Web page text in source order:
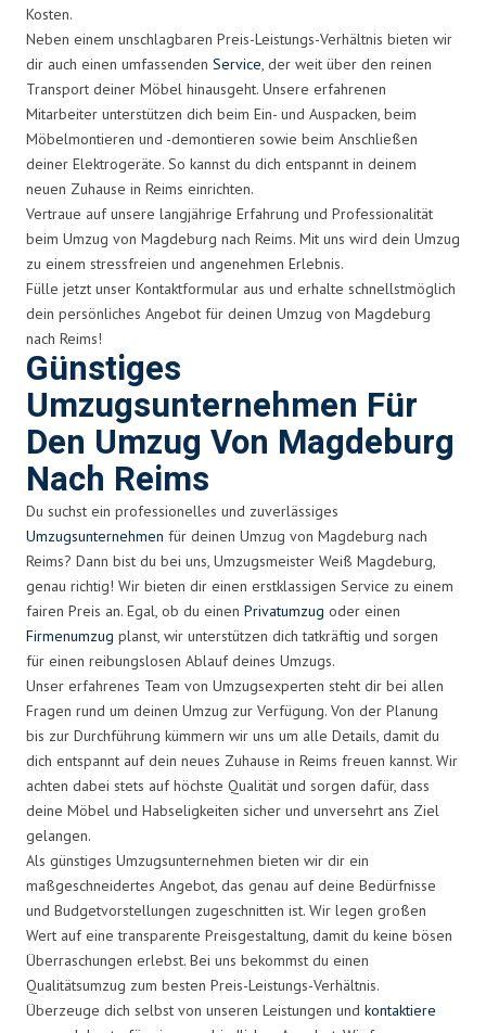
Kosten.
Neben einem unschlagbaren Preis-Leistungs-Verhältnis bieten wir
dir auch einen umfassenden Service, der weit über den reinen
Transport deiner Möbel hinausgeht. Unsere erfahrenen
Mitarbeiter unterstützen dich beim Ein- und Auspacken, beim
Möbelmontieren und -demontieren sowie beim Anschließen
deiner Elektrogeräte. So kannst du dich entspannt in deinem
neuen Zuhause in Reims einrichten.
Vertraue auf unsere langjährige Erfahrung und Professionalität
beim Umzug von Magdeburg nach Reims. Mit uns wird dein Umzug
zu einem stressfreien und angenehmen Erlebnis.
Fülle jetzt unser Kontaktformular aus und erhalte schnellstmöglich
dein persönliches Angebot für deinen Umzug von Magdeburg
nach Reims!
Günstiges
Umzugsunternehmen Für
Den Umzug Von Magdeburg
Nach Reims
Du suchst ein professionelles und zuverlässiges
Umzugsunternehmen für deinen Umzug von Magdeburg nach
Reims? Dann bist du bei uns, Umzugsmeister Weiß Magdeburg,
genau richtig! Wir bieten dir einen erstklassigen Service zu einem
fairen Preis an. Egal, ob du einen Privatumzug oder einen
Firmenumzug planst, wir unterstützen dich tatkräftig und sorgen
für einen reibungslosen Ablauf deines Umzugs.
Unser erfahrenes Team von Umzugsexperten steht dir bei allen
Fragen rund um deinen Umzug zur Verfügung. Von der Planung
bis zur Durchführung kümmern wir uns um alle Details, damit du
dich entspannt auf dein neues Zuhause in Reims freuen kannst. Wir
achten dabei stets auf höchste Qualität und sorgen dafür, dass
deine Möbel und Habseligkeiten sicher und unversehrt ans Ziel
gelangen.
Als günstiges Umzugsunternehmen bieten wir dir ein
maßgeschneidertes Angebot, das genau auf deine Bedürfnisse
und Budgetvorstellungen zugeschnitten ist. Wir legen großen
Wert auf eine transparente Preisgestaltung, damit du keine bösen
Überraschungen erlebst. Bei uns bekommst du einen
Qualitätsumzug zum besten Preis-Leistungs-Verhältnis.
Überzeuge dich selbst von unseren Leistungen und kontaktiere